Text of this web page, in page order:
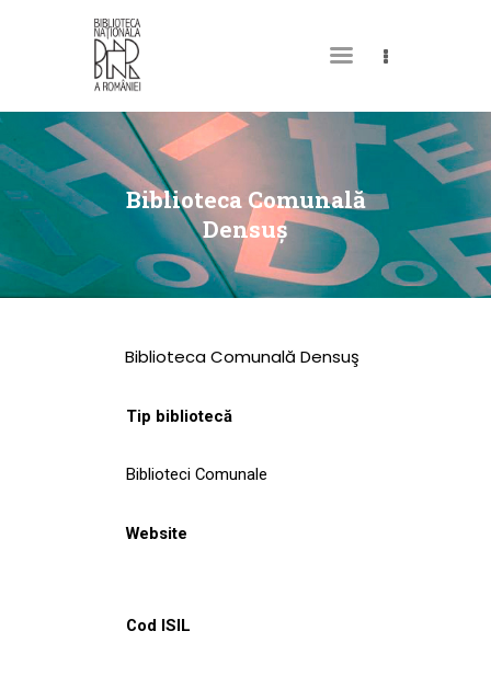
Biblioteca Comunală
Densuş
DESPRE NOI
PERMISUL MEU DE
BIBLIOTECĂ
CATALOAGE ȘI
COLECȚII
CULTURALE
NOUTĂȚI
Biblioteca Comunală Densuş
Tip bibliotecă
Biblioteci Comunale
Website
Cod ISIL